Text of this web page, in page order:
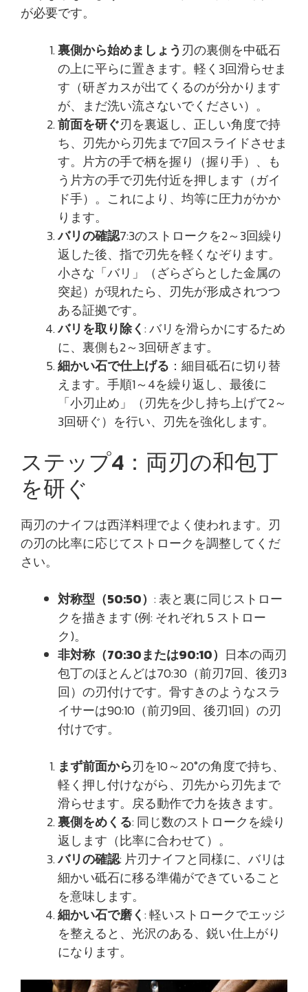
が必要です。
裏側から始めましょう刃の裏側を中砥石
の上に平らに置きます。軽く3回滑らせま
す（研ぎカスが出てくるのが分かります
が、まだ洗い流さないでください）。
前面を研ぐ刃を裏返し、正しい角度で持
ち、刃先から刃先まで7回スライドさせま
す。片方の手で柄を握り（握り手）、も
う片方の手で刃先付近を押します（ガイ
ド手）。これにより、均等に圧力がかか
ります。
バリの確認7:3のストロークを2～3回繰り
返した後、指で刃先を軽くなぞります。
小さな「バリ」（ざらざらとした金属の
突起）が現れたら、刃先が形成されつつ
ある証拠です。
バリを取り除く: バリを滑らかにするため
に、裏側も2～3回研ぎます。
細かい石で仕上げる ：細目砥石に切り替
えます。手順1～4を繰り返し、最後に
「小刃止め」（刃先を少し持ち上げて2～
3回研ぐ）を行い、刃先を強化します。
ステップ4：両刃の和包丁
を研ぐ
両刃のナイフは西洋料理でよく使われます。刃
の刃の比率に応じてストロークを調整してくだ
さい。
対称型（50:50） : 表と裏に同じストロー
クを描きます (例: それぞれ 5 ストロー
ク)。
非対称（70:30または90:10） 日本の両刃
包丁のほとんどは70:30（前刃7回、後刃3
回）の刃付けです。骨すきのようなスラ
イサーは90:10（前刃9回、後刃1回）の刃
付けです。
まず前面から刃を10～20°の角度で持ち、
軽く押し付けながら、刃先から刃先まで
滑らせます。戻る動作で力を抜きます。
裏側をめくる: 同じ数のストロークを繰り
返します（比率に合わせて）。
バリの確認: 片刃ナイフと同様に、バリは
細かい砥石に移る準備ができていること
を意味します。
細かい石で磨く: 軽いストロークでエッジ
を整えると、光沢のある、鋭い仕上がり
になります。